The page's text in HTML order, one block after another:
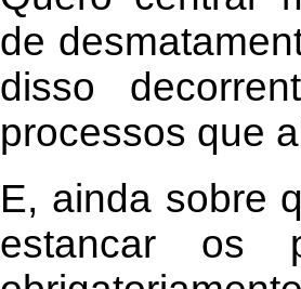
de
disso
processos que
E, ainda sobre
estancar os